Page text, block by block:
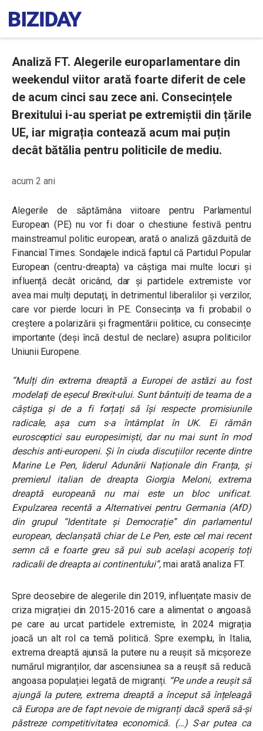
Analiză FT. Alegerile europarlamentare din
weekendul viitor arată foarte diferit de cele
de acum cinci sau zece ani. Consecințele
Brexitului i-au speriat pe extremiștii din țările
UE, iar migrația contează acum mai puțin
decât bătălia pentru politicile de mediu.
acum 2 ani
Alegerile de săptămâna viitoare pentru Parlamentul
European (PE) nu vor fi doar o chestiune festivă pentru
mainstreamul politic european, arată o analiză găzduită de
Financial Times. Sondajele indică faptul că Partidul Popular
European (centru-dreapta) va câștiga mai multe locuri și
influență decât oricând, dar și partidele extremiste vor
avea mai mulți deputați, în detrimentul liberalilor și verzilor,
care vor pierde locuri în PE. Consecința va fi probabil o
creștere a polarizării și fragmentării politice, cu consecințe
importante (deși încă destul de neclare) asupra politicilor
Uniunii Europene.
“Mulți din extrema dreaptă a Europei de astăzi au fost
modelați de eșecul Brexit-ului. Sunt bântuiți de teama de a
câștiga și de a fi forțați să își respecte promisiunile
radicale, așa cum s-a întâmplat în UK. Ei rămân
eurosceptici sau europesimiști, dar nu mai sunt în mod
deschis anti-europeni. Și în ciuda discuțiilor recente dintre
Marine Le Pen, liderul Adunării Naționale din Franța, și
premierul italian de dreapta Giorgia Meloni, extrema
dreaptă europeană nu mai este un bloc unificat.
Expulzarea recentă a Alternativei pentru Germania (AfD)
din grupul “Identitate și Democrație” din parlamentul
european, declanșată chiar de Le Pen, este cel mai recent
semn că e foarte greu să pui sub același acoperiș toți
radicalii de dreapta ai continentului”, mai arată analiza FT.
Spre deosebire de alegerile din 2019, influențate masiv de
criza migrației din 2015-2016 care a alimentat o angoasă
pe care au urcat partidele extremiste, în 2024 migrația
joacă un alt rol ca temă politică. Spre exemplu, în Italia,
extrema dreaptă ajunsă la putere nu a reușit să micșoreze
numărul migranților, dar ascensiunea sa a reușit să reducă
angoasa populației legată de migranți. “Pe unde a reușit să
ajungă la putere, extrema dreaptă a început să înțeleagă
că Europa are de fapt nevoie de migranți dacă speră să-și
păstreze competitivitatea economică. (…) S-ar putea ca